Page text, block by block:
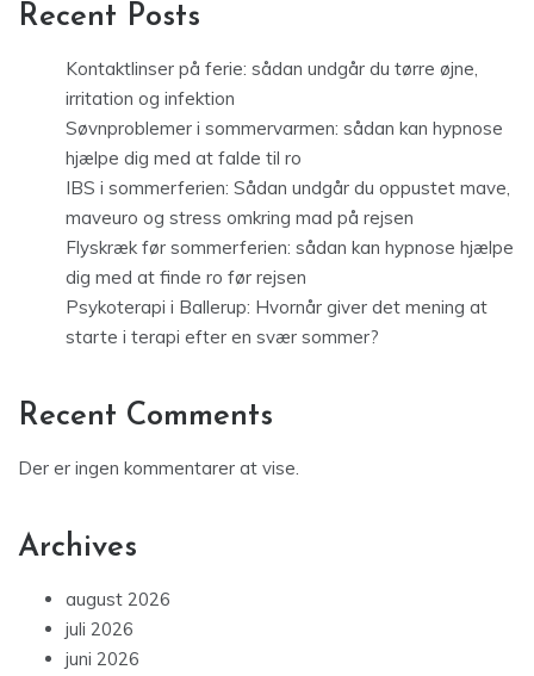
Recent Posts
Kontaktlinser på ferie: sådan undgår du tørre øjne,
irritation og infektion
Søvnproblemer i sommervarmen: sådan kan hypnose
hjælpe dig med at falde til ro
IBS i sommerferien: Sådan undgår du oppustet mave,
maveuro og stress omkring mad på rejsen
Flyskræk før sommerferien: sådan kan hypnose hjælpe
dig med at finde ro før rejsen
Psykoterapi i Ballerup: Hvornår giver det mening at
starte i terapi efter en svær sommer?
Recent Comments
Der er ingen kommentarer at vise.
Archives
august 2026
juli 2026
juni 2026